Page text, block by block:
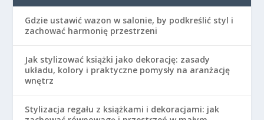
Gdzie ustawić wazon w salonie, by podkreślić styl i
zachować harmonię przestrzeni
Jak stylizować książki jako dekorację: zasady
układu, kolory i praktyczne pomysły na aranżację
wnętrz
Stylizacja regału z książkami i dekoracjami: jak